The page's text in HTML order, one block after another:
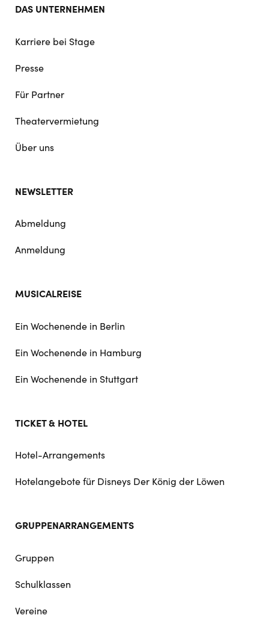
DAS UNTERNEHMEN
Karriere bei Stage
Presse
Für Partner
Theatervermietung
Über uns
NEWSLETTER
Abmeldung
Anmeldung
MUSICALREISE
Ein Wochenende in Berlin
Ein Wochenende in Hamburg
Ein Wochenende in Stuttgart
TICKET & HOTEL
Hotel-Arrangements
Hotelangebote für Disneys Der König der Löwen
GRUPPENARRANGEMENTS
Gruppen
Schulklassen
Vereine